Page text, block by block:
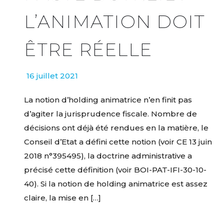
L’ANIMATION DOIT
ÊTRE RÉELLE
16 juillet 2021
La notion d’holding animatrice n’en finit pas
d’agiter la jurisprudence fiscale. Nombre de
décisions ont déjà été rendues en la matière, le
Conseil d’Etat a défini cette notion (voir CE 13 juin
2018 n°395495), la doctrine administrative a
précisé cette définition (voir BOI-PAT-IFI-30-10-
40). Si la notion de holding animatrice est assez
claire, la mise en […]